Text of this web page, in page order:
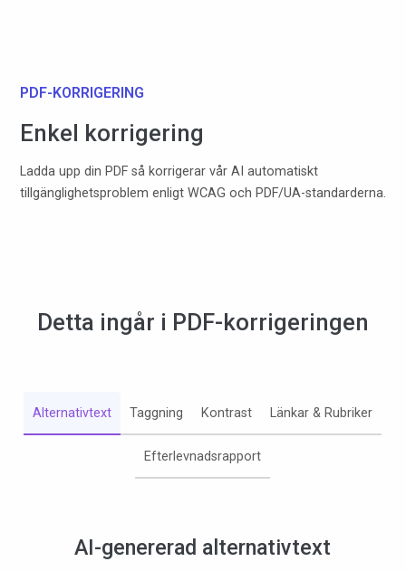
PDF-KORRIGERING
Enkel korrigering
Ladda upp din PDF så korrigerar vår AI automatiskt
tillgänglighetsproblem enligt WCAG och PDF/UA-standarderna.
Detta ingår i PDF-korrigeringen
Alternativtext Taggning Kontrast Länkar & Rubriker
Efterlevnadsrapport
AI-genererad alternativtext